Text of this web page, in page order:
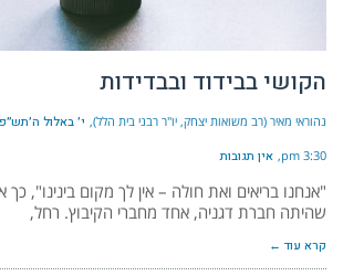
הקושי בבידוד ובבדידות
נהוראי מאיר (רב משואות יצחק, יו"ר רבני בית הלל) י׳ באלול ה׳תש״פ
3:30 pm אין תגובות
"אנחנו בריאים ואת חולה – אין לך מקום בינינו",
שהיתה חברת דגניה, אחד מחברי הקיבוץ. רחל,
קרא עוד ←